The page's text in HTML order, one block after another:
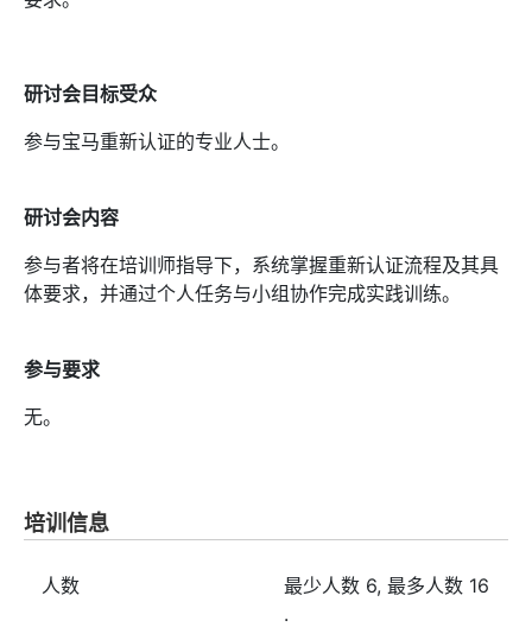
研讨会目标受众
参与宝马重新认证的专业人士。
研讨会内容
参与者将在培训师指导下，系统掌握重新认证流程及其具
体要求，并通过个人任务与小组协作完成实践训练。
参与要求
无。
培训信息
人数 最少人数 6, 最多人数 16
.